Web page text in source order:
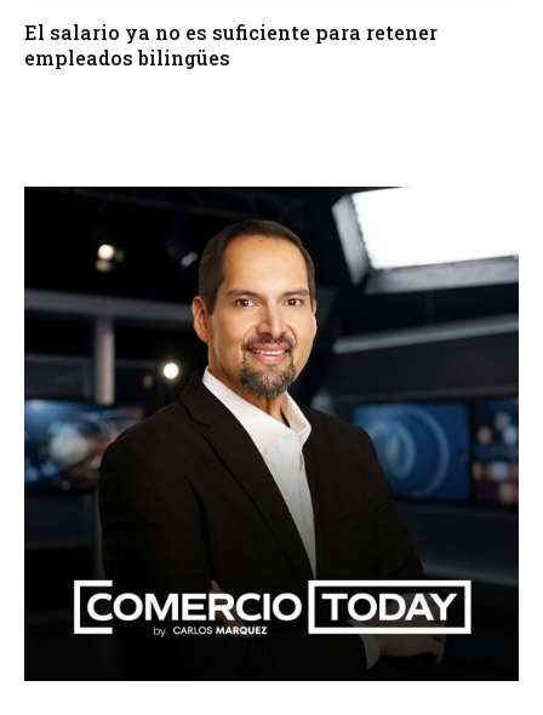
El salario ya no es suficiente para retener
empleados bilingües